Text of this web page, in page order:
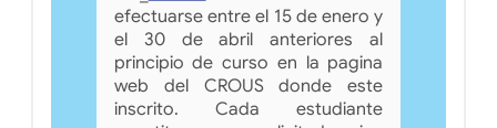
efectuarse entre el 15 de enero y
el 30 de abril anteriores al
principio de curso en la pagina
web del CROUS donde este
inscrito. Cada estudiante